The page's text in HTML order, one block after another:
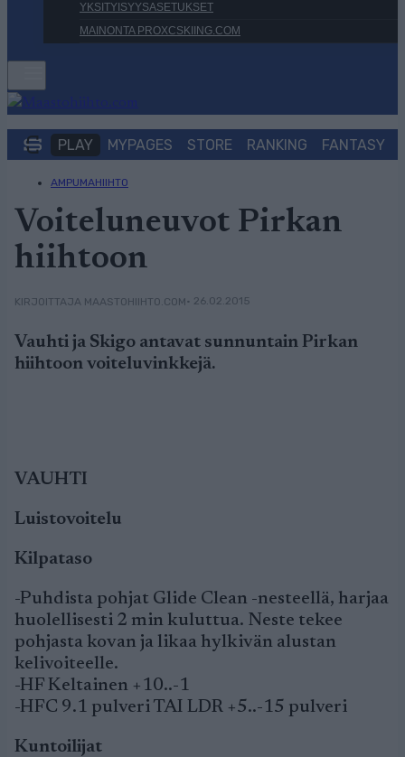
YKSITYISYYSASETUKSET
MAINONTA PROXCSKIING.COM
PLAY MYPAGES STORE RANKING FANTASY
AMPUMAHIIHTO
Voiteluneuvot Pirkan
hiihtoon
KIRJOITTAJA MAASTOHIIHTO.COM• 26.02.2015
Vauhti ja Skigo antavat sunnuntain Pirkan
hiihtoon voiteluvinkkejä.
VAUHTI
Luistovoitelu
Kilpataso
-Puhdista pohjat Glide Clean -nesteellä, harjaa
huolellisesti 2 min kuluttua. Neste tekee
pohjasta kovan ja likaa hylkivän alustan
kelivoiteelle.
-HF Keltainen +10..-1
-HFC 9.1 pulveri TAI LDR +5..-15 pulveri
Kuntoilijat